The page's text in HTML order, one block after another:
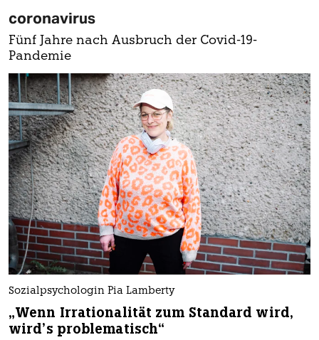
coronavirus
Fünf Jahre nach Ausbruch der Covid-19-
Pandemie
Sozialpsychologin Pia Lamberty
„Wenn Irrationalität zum Standard wird,
wird’s problematisch“